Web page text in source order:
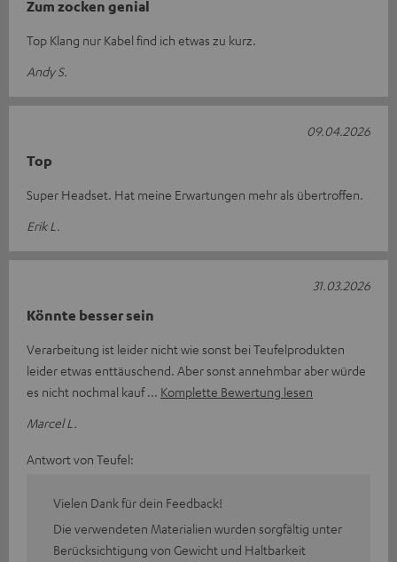
Zum zocken genial
Top Klang nur Kabel find ich etwas zu kurz.
Andy S.
Top
Super Headset. Hat meine Erwartungen mehr als übertroffen.
Erik L.
09.04.2026
Könnte besser sein
Verarbeitung ist leider nicht wie sonst bei Teufelprodukten
leider etwas enttäuschend. Aber sonst annehmbar aber würde
es nicht nochmal kauf
Komplette Bewertung lesen
Marcel L.
31.03.2026
Antwort von Teufel:
Vielen Dank für dein Feedback!
Die verwendeten Materialien wurden sorgfältig unter
Berücksichtigung von Gewicht und Haltbarkeit